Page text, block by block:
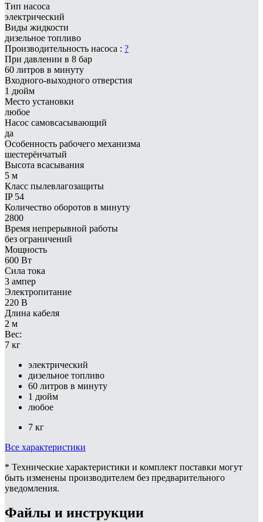
Тип насоса
электрический
Виды жидкости
дизельное топливо
Производительность насоса : ?
При давлении в 8 бар
60 литров в минуту
Входного-выходного отверстия
1 дюйм
Место установки
любое
Насос самовсасывающий
да
Особенность рабочего механизма
шестерёнчатый
Высота всасывания
5 м
Класс пылевлагозащиты
IP 54
Количество оборотов в минуту
2800
Время непрерывной работы
без ограничений
Мощность
600 Вт
Сила тока
3 ампер
Электропитание
220 В
Длина кабеля
2 м
Вес:
7 кг
электрический
дизельное топливо
60 литров в минуту
1 дюйм
любое
7 кг
Все характеристики
* Технические характеристики и комплект поставки могут
быть изменены производителем без предварительного
уведомления.
Файлы и инструкции